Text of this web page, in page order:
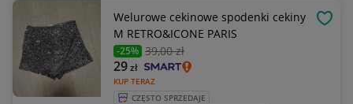
Welurowe cekinowe spodenki cekiny
M RETRO&ICONE PARIS
-25% 39,00 zł
KUP TERAZ
29zł
CZĘSTO SPRZEDAJE